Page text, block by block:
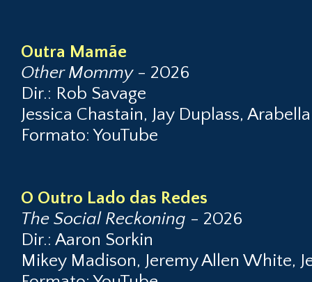
Outra Mamãe
Other Mommy- 2026
Dir.: Rob Savage
Jessica Chastain, Jay Duplass,
Formato: YouTube
O Outro Lado das Redes
The Social Reckoning - 2026
Dir.: Aaron Sorkin
Mikey Madison, Jeremy Allen White,